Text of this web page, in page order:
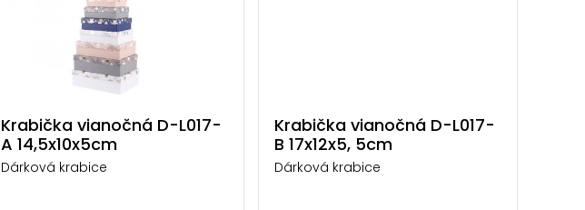
Krabička vianočná D-L017-
A 14,5x10x5cm
Dárková krabice
Krabička vianočná D-L017-
B 17x12x5, 5cm
Dárková krabice